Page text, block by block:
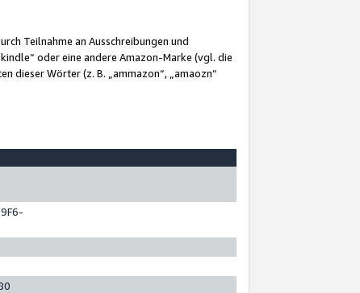
Teilnahme an Ausschreibungen und
oder eine andere Amazon-Marke (vgl. die
dieser Wörter (z. B. „ammazon“, „amaozn“